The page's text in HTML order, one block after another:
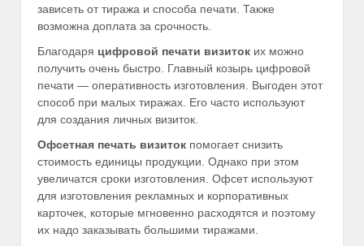
зависеть от тиража и способа печати. Также
возможна доплата за срочность.
Благодаря цифровой печати визиток их можно
получить очень быстро. Главный козырь цифровой
печати — оперативность изготовления. Выгоден этот
способ при малых тиражах. Его часто используют
для создания личных визиток.
Офсетная печать визиток помогает снизить
стоимость единицы продукции. Однако при этом
увеличатся сроки изготовления. Офсет используют
для изготовления рекламных и корпоративных
карточек, которые мгновенно расходятся и поэтому
их надо заказывать большими тиражами.